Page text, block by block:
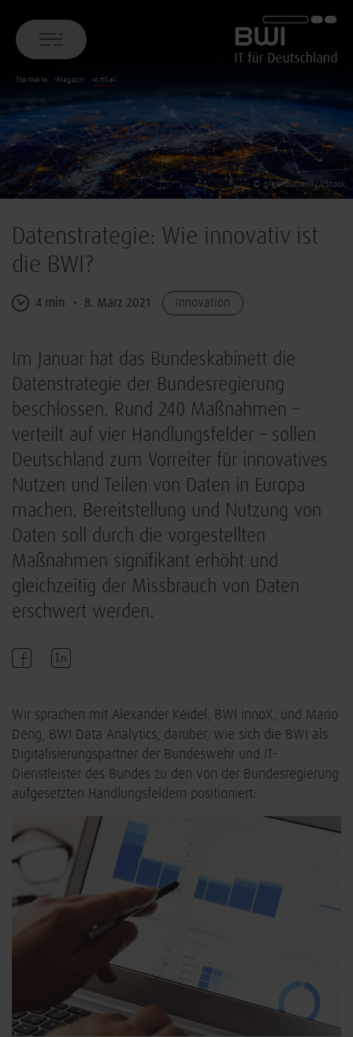
BWI GmbH
Startseite Magazin Artikel
© greenbutterfly/iStock
Datenstrategie: Wie innovativ ist
die BWI?
4 min 8. März 2021 Innovation
Im Januar hat das Bundeskabinett die
Datenstrategie der Bundesregierung
beschlossen. Rund 240 Maßnahmen –
verteilt auf vier Handlungsfelder – sollen
Deutschland zum Vorreiter für innovatives
Nutzen und Teilen von Daten in Europa
machen. Bereitstellung und Nutzung von
Daten soll durch die vorgestellten
Maßnahmen signifikant erhöht und
gleichzeitig der Missbrauch von Daten
erschwert werden.
Wir sprachen mit Alexander Keidel, BWI innoX, und Mario
Deng, BWI Data Analytics, darüber, wie sich die BWI als
Digitalisierungspartner der Bundeswehr und IT-
Dienstleister des Bundes zu den von der Bundesregierung
aufgesetzten Handlungsfeldern positioniert: